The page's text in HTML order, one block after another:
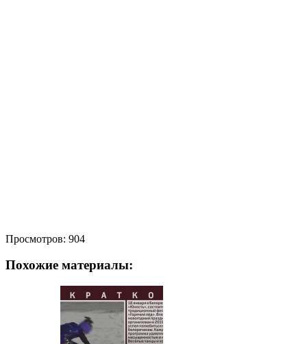
Просмотров: 904
Похожие материалы: